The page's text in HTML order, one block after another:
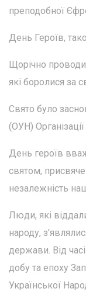
преподобної
День Героїв,
Щорічно
які боролися за
Свято було
(ОУН) Організації
День героїв
святом,
незалежність
Люди, які
народу,
держави. Від
добу та епоху
Української